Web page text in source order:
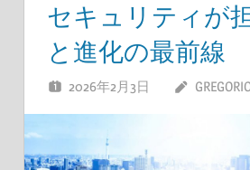
セキュリティが
と進化の最前線
2026年2月3日